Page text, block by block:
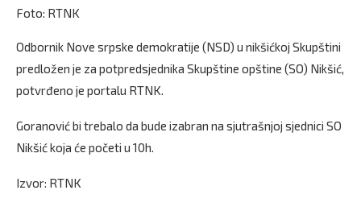
Foto: RTNK
Odbornik Nove srpske demokratije (NSD) u nikšićkoj Skupštini
predložen je za potpredsjednika Skupštine opštine (SO) Nikšić,
potvrđeno je portalu RTNK.
Goranović bi trebalo da bude izabran na sjutrašnjoj sjednici SO
Nikšić koja će početi u 10h.
Izvor: RTNK